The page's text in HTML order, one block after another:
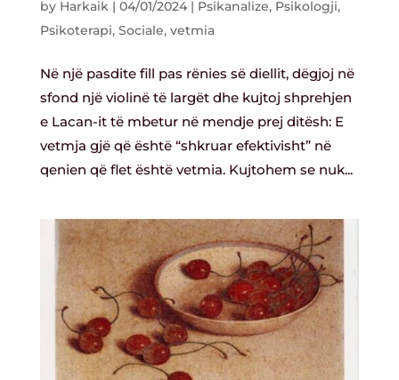
by Harkaik| 04/01/2024| Psikanalize, Psikologji,
Psikoterapi, Sociale, vetmia
Në një pasdite fill pas rënies së diellit, dëgjoj në
sfond një violinë të largët dhe kujtoj shprehjen
e Lacan-it të mbetur në mendje prej ditësh: E
vetmja gjë që është “shkruar efektivisht” në
qenien që flet është vetmia. Kujtohem se nuk...